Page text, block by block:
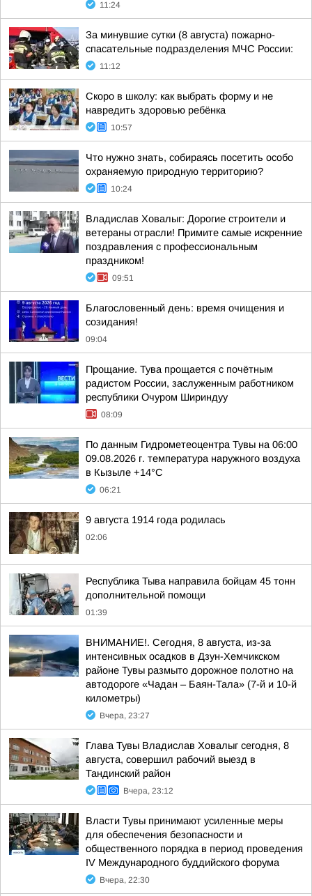
11:24
За минувшие сутки (8 августа) пожарно-
спасательные подразделения МЧС России:
11:12
Скоро в школу: как выбрать форму и не
навредить здоровью ребёнка
10:57
Что нужно знать, собираясь посетить особо
охраняемую природную территорию?
10:24
Владислав Ховалыг: Дорогие строители и
ветераны отрасли! Примите самые искренние
поздравления с профессиональным
праздником!
09:51
Благословенный день: время очищения и
созидания!
09:04
Прощание. Тува прощается с почётным
радистом России, заслуженным работником
республики Очуром Шириндуу
08:09
По данным Гидрометеоцентра Тувы на 06:00
09.08.2026 г. температура наружного воздуха
в Кызыле +14°С
06:21
9 августа 1914 года родилась
02:06
Республика Тыва направила бойцам 45 тонн
дополнительной помощи
01:39
ВНИМАНИЕ!. Сегодня, 8 августа, из-за
интенсивных осадков в Дзун-Хемчикском
районе Тувы размыто дорожное полотно на
автодороге «Чадан – Баян-Тала» (7-й и 10-й
километры)
Вчера, 23:27
Глава Тувы Владислав Ховалыг сегодня, 8
августа, совершил рабочий выезд в
Тандинский район
Вчера, 23:12
Власти Тувы принимают усиленные меры
для обеспечения безопасности и
общественного порядка в период проведения
IV Международного буддийского форума
Вчера, 22:30